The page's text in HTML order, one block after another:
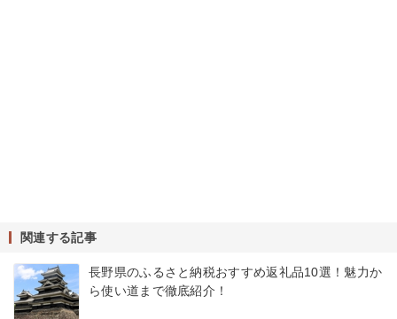
関連する記事
長野県のふるさと納税おすすめ返礼品10選！魅力か
ら使い道まで徹底紹介！